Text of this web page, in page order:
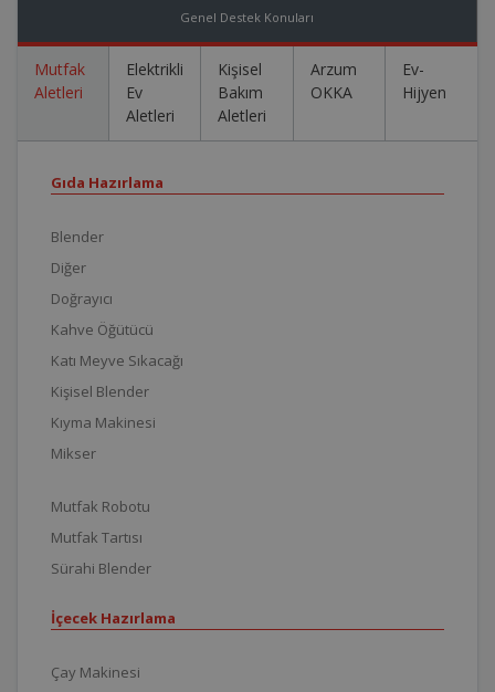
Genel Destek Konuları
Mutfak
Aletleri
Elektrikli
Ev
Aletleri
Kişisel
Bakım
Aletleri
Arzum
OKKA
Ev-
Hijyen
Gıda Hazırlama
Blender
Diğer
Doğrayıcı
Kahve Öğütücü
Katı Meyve Sıkacağı
Kişisel Blender
Kıyma Makinesi
Mikser
Mutfak Robotu
Mutfak Tartısı
Sürahi Blender
İçecek Hazırlama
Çay Makinesi